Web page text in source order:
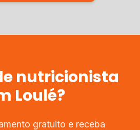
nutricionista
Loulé?
gratuito e receba